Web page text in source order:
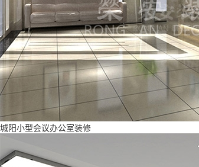
城阳小型会议办公室装修